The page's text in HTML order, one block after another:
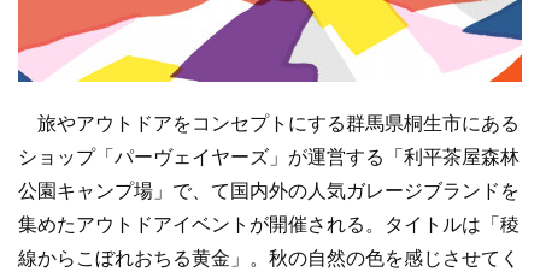
旅やアウトドアをコンセプトにする群馬県桐生市にある
ショップ「パーヴェイヤーズ」が運営する「利平茶屋森林
公園キャンプ場」で、て国内外の人気ガレージブランドを
集めたアウトドアイベントが開催される。タイトルは「稜
線からこぼれおちる黄金」。秋の自然の色を感じさせてく